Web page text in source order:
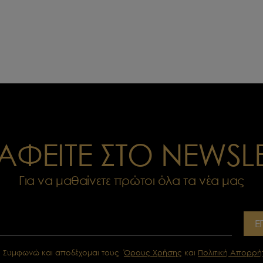
ΣΤΟ
Για να μαθαίνετε πρώτοι όλα τα νέα μας
Συμφωνώ και αποδέχομαι τουςΌρους Χρήσης και Πολιτική